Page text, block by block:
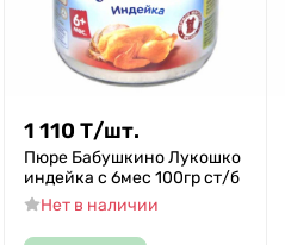
1 110 Т/шт.
Пюре Бабушкино Лукошко
индейка с 6мес 100гр ст/б
Нет в наличии